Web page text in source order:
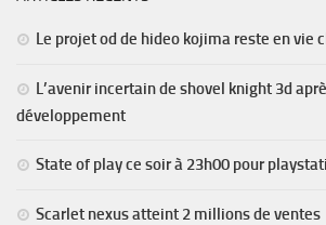
Le projet od de hideo kojima reste en vie
L’avenir incertain de shovel knight 3d
développement
State of play ce soir à 23h00 pour
Scarlet nexus atteint 2 millions de ventes